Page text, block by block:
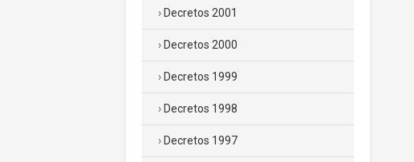
Decretos 2001
Decretos 2000
Decretos 1999
Decretos 1998
Decretos 1997